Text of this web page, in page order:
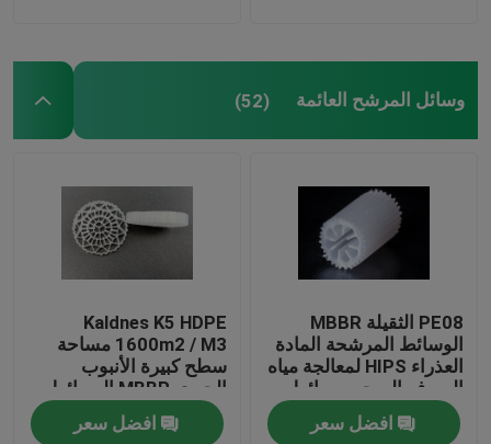
وسائل المرشح العائمة (52)
PE08 الثقيلة MBBR
الوسائط المرشحة المادة
العذراء HIPS لمعالجة مياه
الصرف الصحي وسائط
الكتلة الحيوية الملونة
البيضاء
افضل سعر
Kaldnes K5 HDPE
1600m2 / M3 مساحة
سطح كبيرة الأنبوب
الحيوي MBBR الوسائط
المرشحة العائمة
افضل سعر